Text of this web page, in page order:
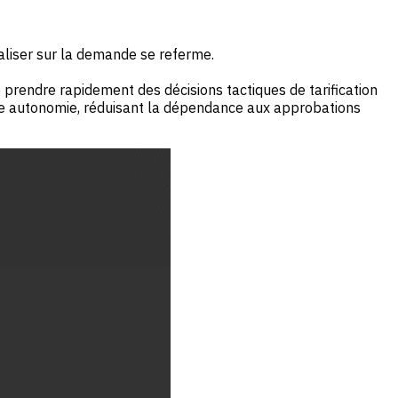
sur la demande se referme.
rapidement des décisions tactiques de tarification
réduisant la dépendance aux approbations